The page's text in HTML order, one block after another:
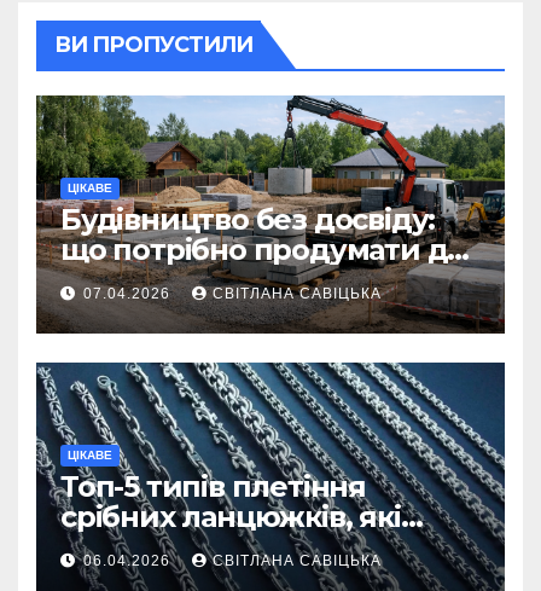
ВИ ПРОПУСТИЛИ
ЦІКАВЕ
Будівництво без досвіду:
що потрібно продумати до
першої доставки на
ділянку
07.04.2026 СВІТЛАНА САВІЦЬКА
ЦІКАВЕ
Топ-5 типів плетіння
срібних ланцюжків, які
вважаються
найнадійнішими
06.04.2026 СВІТЛАНА САВІЦЬКА